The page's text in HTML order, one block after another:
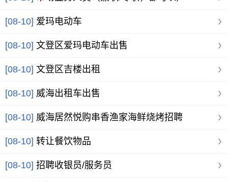
[08-10] 爱玛电动车
[08-10] 文登区爱玛电动车出售
[08-10] 文登区吉楼出租
[08-10] 威海出租车出售
[08-10] 威海居然悦购串香渔家海鲜烧烤招聘
[08-10] 转让餐饮物品
[08-10] 招聘收银员/服务员